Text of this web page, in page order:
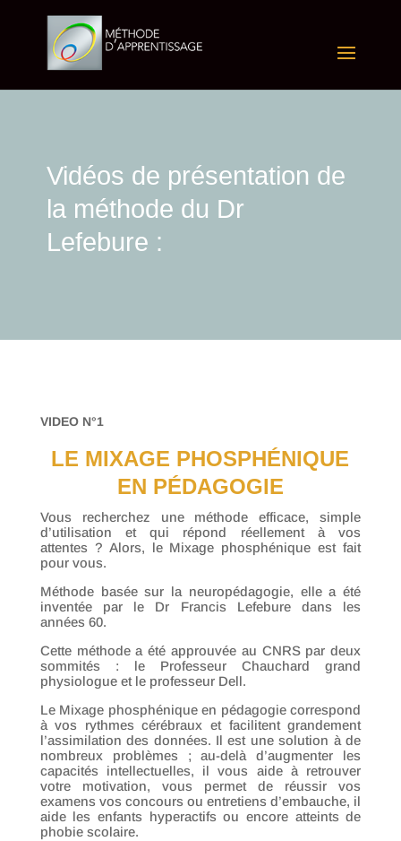
Vidéos de présentation de
la méthode du Dr
Lefebure :
VIDEO N°1
LE MIXAGE PHOSPHÉNIQUE
EN PÉDAGOGIE
Vous recherchez une méthode efficace, simple
d’utilisation et qui répond réellement à vos
attentes ? Alors, le Mixage phosphénique est fait
pour vous.
Méthode basée sur la neuropédagogie, elle a été
inventée par le Dr Francis Lefebure dans les
années 60.
Cette méthode a été approuvée au CNRS par deux
sommités : le Professeur Chauchard grand
physiologue et le professeur Dell.
Le Mixage phosphénique en pédagogie correspond
à vos rythmes cérébraux et facilitent grandement
l’assimilation des données. Il est une solution à de
nombreux problèmes ; au-delà d’augmenter les
capacités intellectuelles, il vous aide à retrouver
votre motivation, vous permet de réussir vos
examens vos concours ou entretiens d’embauche, il
aide les enfants hyperactifs ou encore atteints de
phobie scolaire.